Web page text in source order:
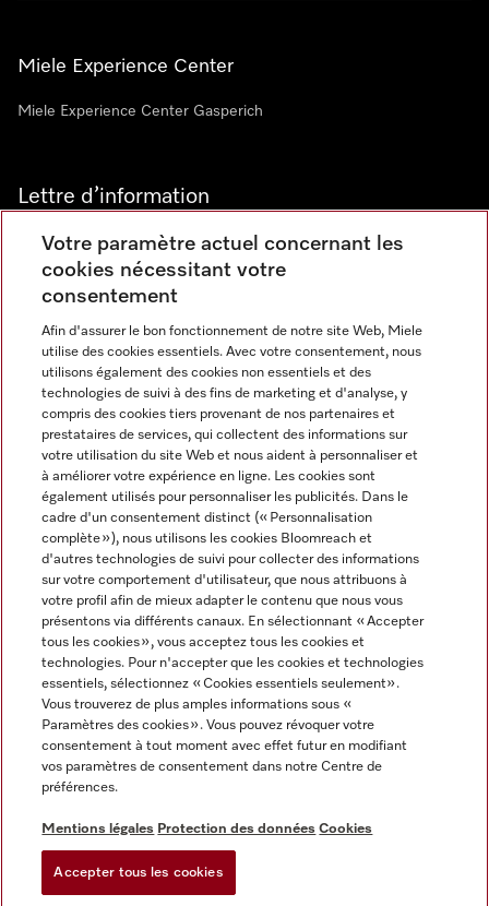
Miele Experience Center
Miele Experience Center Gasperich
Lettre d’information
Langue
FRANCAIS
Informations légales
CGV
Conditions d’utilisation
Déclaration d'accessibilité
Digital Services Act
Miele sur Instagram
Miele sur Youtube
Votre paramètre actuel concernant les
cookies nécessitant votre
consentement
Afin d'assurer le bon fonctionnement de notre site Web, Miele
utilise des cookies essentiels. Avec votre consentement, nous
utilisons également des cookies non essentiels et des
technologies de suivi à des fins de marketing et d'analyse, y
compris des cookies tiers provenant de nos partenaires et
prestataires de services, qui collectent des informations sur
votre utilisation du site Web et nous aident à personnaliser et
à améliorer votre expérience en ligne. Les cookies sont
également utilisés pour personnaliser les publicités. Dans le
cadre d'un consentement distinct (« Personnalisation
complète »), nous utilisons les cookies Bloomreach et
d'autres technologies de suivi pour collecter des informations
sur votre comportement d'utilisateur, que nous attribuons à
votre profil afin de mieux adapter le contenu que nous vous
présentons via différents canaux. En sélectionnant « Accepter
tous les cookies », vous acceptez tous les cookies et
technologies. Pour n'accepter que les cookies et technologies
essentiels, sélectionnez « Cookies essentiels seulement».
Vous trouverez de plus amples informations sous «
Paramètres des cookies ». Vous pouvez révoquer votre
consentement à tout moment avec effet futur en modifiant
vos paramètres de consentement dans notre Centre de
préférences.
Mentions légales Protection des données Cookies
Accepter tous les cookies